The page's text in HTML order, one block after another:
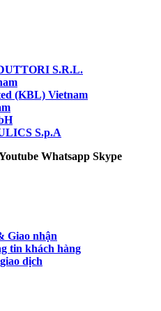
S.R.L.
(KBL) Vietnam
S.p.A
Whatsapp Skype
Giao nhận
tin khách hàng
dịch